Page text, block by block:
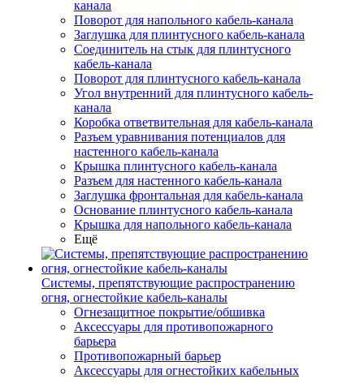
канала
Поворот для напольного кабель-канала
Заглушка для плинтусного кабель-канала
Соединитель на стык для плинтусного
кабель-канала
Поворот для плинтусного кабель-канала
Угол внутренний для плинтусного кабель-
канала
Коробка ответвительная для кабель-канала
Разъем уравнивания потенциалов для
настенного кабель-канала
Крышка плинтусного кабель-канала
Разъем для настенного кабель-канала
Заглушка фронтальная для кабель-канала
Основание плинтусного кабель-канала
Крышка для напольного кабель-канала
Ещё
Системы, препятствующие распространению
огня, огнестойкие кабель-каналы
Огнезащитное покрытие/обшивка
Аксессуары для противопожарного
барьера
Противопожарный барьер
Аксессуары для огнестойких кабельных